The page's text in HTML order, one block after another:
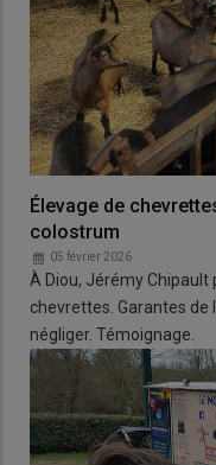
Élevage de
colostrum
05 février 2026
À Diou, Jérémy
chevrettes. Garantes de
négliger. Témoignage.